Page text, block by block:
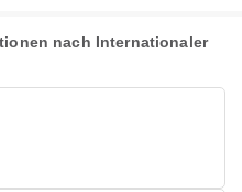
nach Internationaler